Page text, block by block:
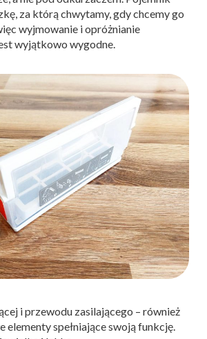
za którą chwytamy, gdy chcemy go
wyjmowanie i opróżnianie
wyjątkowo wygodne.
i przewodu zasilającego – również
elementy spełniające swoją funkcję.